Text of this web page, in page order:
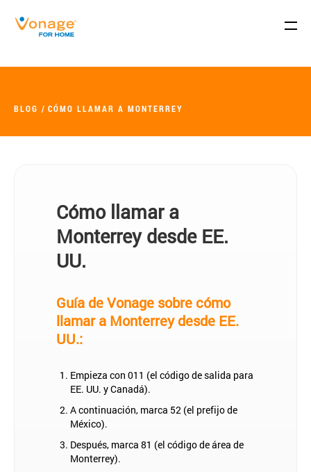
BLOG CÓMO LLAMAR A MONTERREY
Cómo llamar a
Monterrey desde EE.
UU.
Guía de Vonage sobre cómo
llamar a Monterrey desde EE.
UU.:
Empieza con 011 (el código de salida para
EE. UU. y Canadá).
A continuación, marca 52 (el prefijo de
México).
Después, marca 81 (el código de área de
Monterrey).